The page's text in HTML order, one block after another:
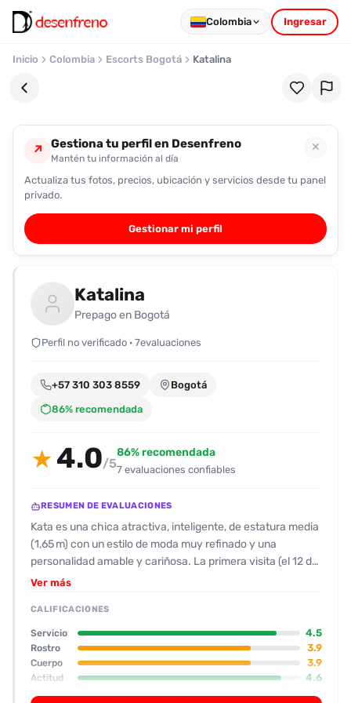
Colombia Ingresar
Inicio Colombia Escorts Bogotá Katalina
Favoritos
Pronto
podrás
registrarte
guardar
favoritas
para
fácilmente.
↗ Gestiona tu perfil en Desenfreno
Mantén tu información al día
✕
Actualiza tus fotos, precios, ubicación y servicios desde tu panel
privado.
Gestionar mi perfil
Katalina
Prepago en Bogotá
Perfil no verificado · 7evaluaciones
+57 310 303 8559 Bogotá
86% recomendada
★ 4.0/5
86% recomendada
7 evaluaciones confiables
RESUMEN DE EVALUACIONES
Kata es una chica atractiva, inteligente, de estatura media
(1,65 m) con un estilo de moda muy refinado y una
personalidad amable y cariñosa. La primera visita (el 12 de
abril de 2023) fue increíblemente satisfactoria, con una
fluidos y su capacidad para satisfacer los deseos sexuales
de sus clientes es excelente. Los comentarios destacan
su buena comunicación, su actitud amable, su actitud
positiva y su disposición para escuchar y comprender los
deseos del cliente. En general, Kata ofrece una
experiencia muy satisfactoria, con un enfoque muy
Ver más
CALIFICACIONES
Servicio 4.5
Rostro 3.9
Cuerpo 3.9
Actitud 4.6